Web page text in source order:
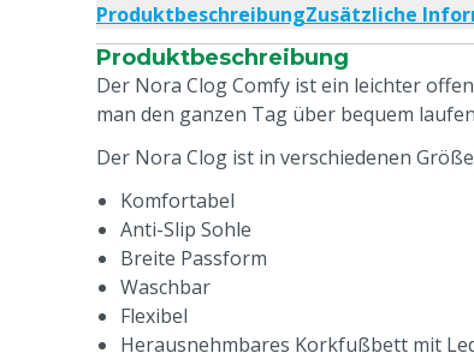
ProduktbeschreibungZusätzliche
Produktbeschreibung
Der Nora Clog Comfy ist ein leichter
man den ganzen Tag über bequem
Der Nora Clog ist in verschiedenen
Komfortabel
Anti-Slip Sohle
Breite Passform
Waschbar
Flexibel
Herausnehmbares Korkfußbett mit